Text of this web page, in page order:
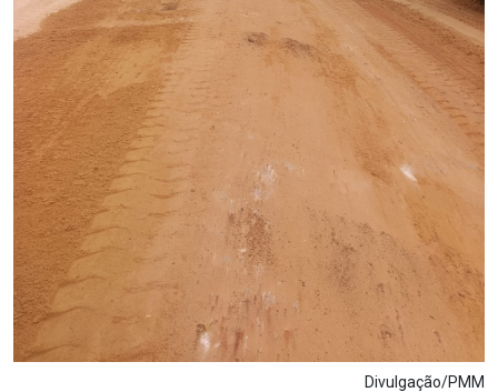
Divulgação/PMM